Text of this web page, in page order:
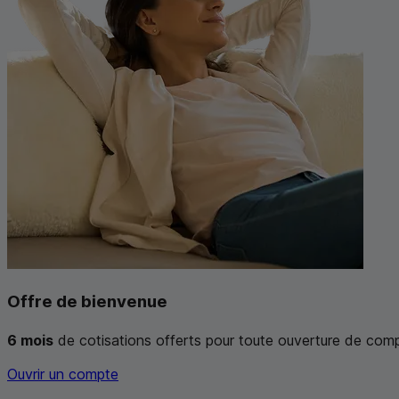
Offre de bienvenue
6 mois de cotisations offerts pour toute ouverture de
Ouvrir un compte